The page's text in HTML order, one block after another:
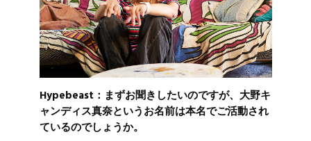
Hypebeast：まずお聞きしたいのですが、大野キ
ャンディス真奈というお名前は本名でご活動され
ているのでしょうか。